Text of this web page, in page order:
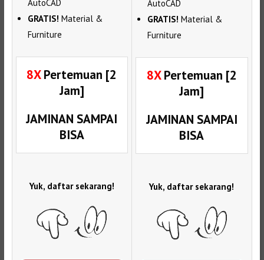
AutoCAD
GRATIS! Material &
Furniture
8XPertemuan [2
Jam]
JAMINAN SAMPAI
BISA
Yuk, daftar sekarang!
AutoCAD
GRATIS! Material &
Furniture
8XPertemuan [2
Jam]
JAMINAN SAMPAI
BISA
Yuk, daftar sekarang!